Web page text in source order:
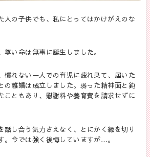
人の子供でも、私にとってはかけがえのな
い命は無事に誕生しました。
慣れない一人での育児に疲れ果て、届いた
の離婚は成立しました。弱った精神面と鈍
こともあり、慰謝料や養育費を請求せずに
話し合う気力さえなく、とにかく縁を切り
。今では強く後悔していますが…。